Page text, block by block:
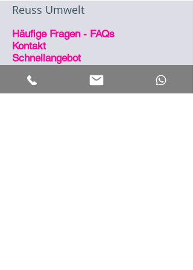
Reuss Umwelt
Häufige Fragen - FAQs
Kontakt
Schnellangebot
Jobs heizungsbauer.io
Klimaklimatisierung.net